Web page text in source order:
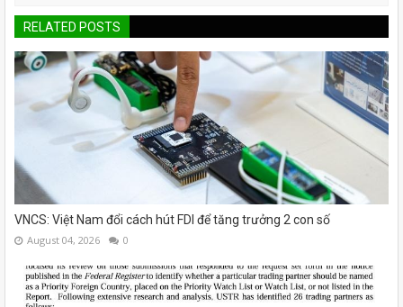
RELATED POSTS
VNCS: Việt Nam đổi cách hút FDI để tăng trưởng 2 con số
August 04, 2026 0